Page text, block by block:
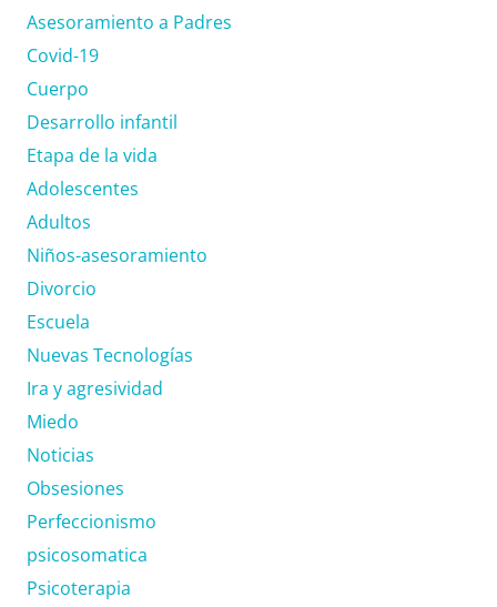
Asesoramiento a Padres
Covid-19
Cuerpo
Desarrollo infantil
Etapa de la vida
Adolescentes
Adultos
Niños-asesoramiento
Divorcio
Escuela
Nuevas Tecnologías
Ira y agresividad
Miedo
Noticias
Obsesiones
Perfeccionismo
psicosomatica
Psicoterapia